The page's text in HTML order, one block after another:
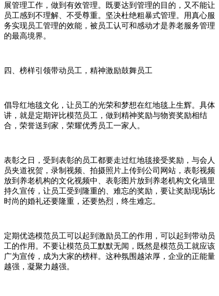
展管理工作，做到有效管理。既要达到管理的目的，又不能让
员工感到不理解、不受尊重。坚决杜绝粗暴式管理。用真心服
务实现员工管理的效能，被员工认可和感动才是养老服务管理
的最高境界。
四、榜样引领带动员工，精神激励鼓舞员工
倡导红地毯文化，让员工的光荣和梦想在红地毯上生辉。具体
讲，就是定期评比模范员工，做到精神奖励与物资奖励相结
合，荣誉送到家，荣耀优秀员工一家人。
表彰之日，受到表彰的员工都要走过红地毯接受奖励，与会人
员夹道祝贺，录制视频、拍摄照片上传到公司网站，表彰视频
放到养老机构的文化视频中、表彰图片放到养老机构文化墙里
持久宣传，让员工受到隆重的、难忘的奖励，要让奖励现场比
时尚的婚礼还要隆重，还要热烈，终生难忘。
定期优选模范员工可以起到激励员工的作用，可以起到带动员
工的作用。不要让模范员工默默无闻，既然是模范员工就应该
广为宣传，成为大家的榜样。这种氛围越浓厚，企业的正能量
越强，凝聚力越强。